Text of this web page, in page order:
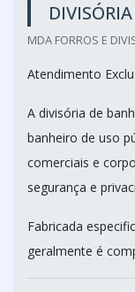
MDA FORROS E
Atendimento
A divisória de
banheiro de uso
comerciais e
segurança e
Fabricada
geralmente é